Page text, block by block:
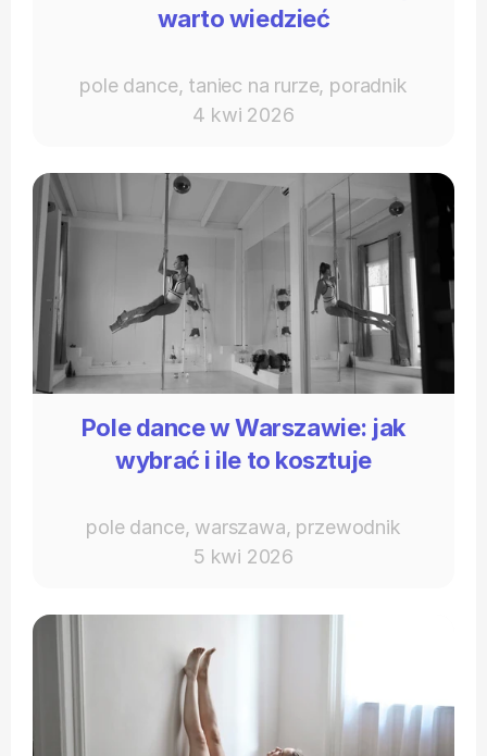
warto wiedzieć
pole dance, taniec na rurze, poradnik
4 kwi 2026
Pole dance w Warszawie: jak
wybrać i ile to kosztuje
pole dance, warszawa, przewodnik
5 kwi 2026